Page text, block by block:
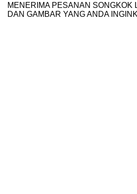
MENERIMA PESANAN SONGKOK
DAN GAMBAR YANG ANDA